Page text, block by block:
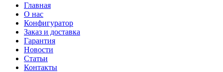
Главная
О нас
Конфигуратор
Заказ и доставка
Гарантия
Новости
Статьи
Контакты